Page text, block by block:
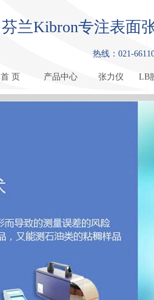
芬兰Kibron专注表面
热线：021-
首 页 产品中心 张力仪 LB